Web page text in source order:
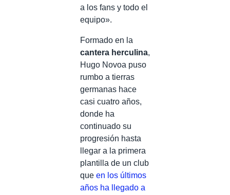
a los fans y todo el
equipo».
Formado en la
cantera herculina,
Hugo Novoa puso
rumbo a tierras
germanas hace
casi cuatro años,
donde ha
continuado su
progresión hasta
llegar a la primera
plantilla de un club
que en los últimos
años ha llegado a